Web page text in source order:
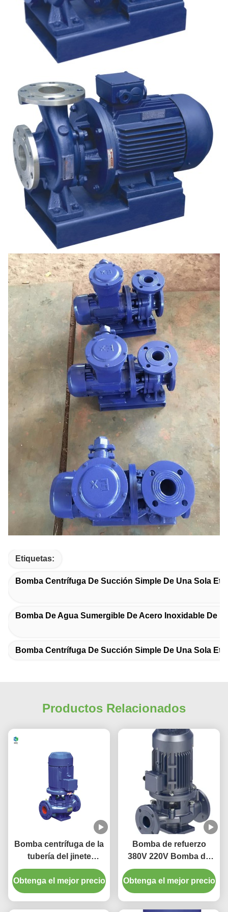
Etiquetas:
Bomba Centrífuga De Succión Simple De Una Sola
Bomba De Agua Sumergible De Acero Inoxidable De
Bomba Centrífuga De Succión Simple De Una Sola
Productos Relacionados
Bomba centrífuga de la
tubería del jinete
succión horizontal azul
de Pump Single Stage
de la sola
Obtenga el mejor precio
Bomba de refuerzo
380V 220V Bomba de
refuerzo centrífuga
vertical con alta
eficiencia y bajo ruido
Obtenga el mejor precio